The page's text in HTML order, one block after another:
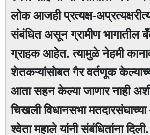
लोक आजही प्रत्यक्ष-
संबंधित असून ग्रामीण भागातील
ग्राहक आहेत. त्यामुळे नेहमी
शेतकऱ्यांसोबत गैर वर्तणूक
आता सहन केल्या जाणार नाही
चिखली विधानसभा
श्वेता महाले यांनी संबंधितांना दिली.